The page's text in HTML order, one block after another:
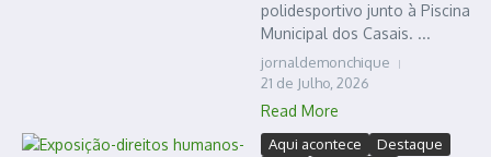
polidesportivo junto à Piscina
Municipal dos Casais. ...
jornaldemonchique
21 de Julho, 2026
Read More
Aqui acontece
Destaque